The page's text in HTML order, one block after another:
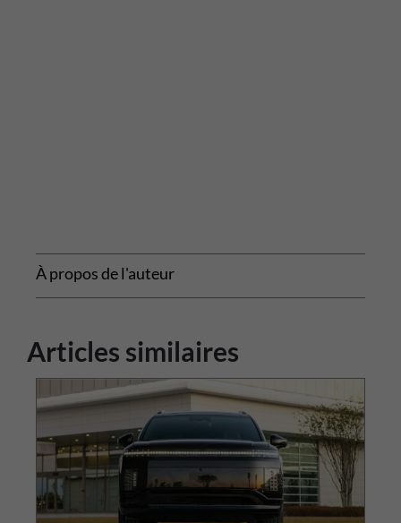
À propos de l'auteur
Articles similaires